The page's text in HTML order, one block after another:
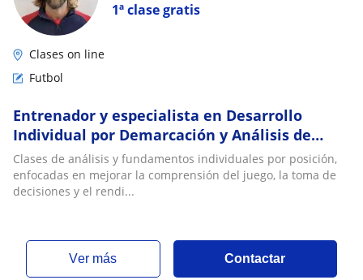
1ª clase gratis
Clases on line
Futbol
Entrenador y especialista en Desarrollo
Individual por Demarcación y Análisis de
Juego
Clases de análisis y fundamentos individuales por posición,
enfocadas en mejorar la comprensión del juego, la toma de
decisiones y el rendi...
ver más Contactar